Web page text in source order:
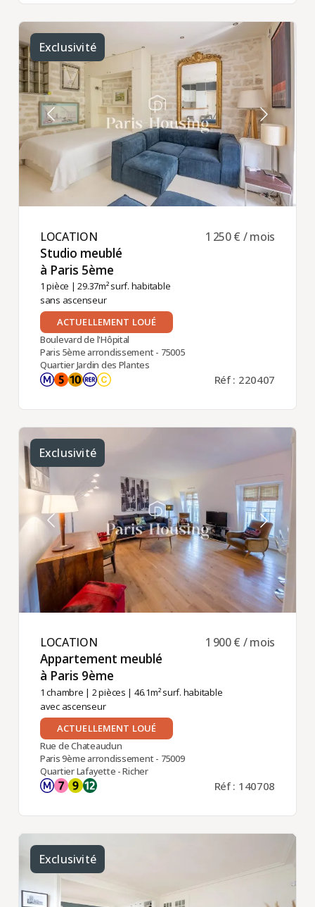
Exclusivité
LOCATION ​
Studio meublé
à Paris 5ème ​
1 pièce | 29.37m² surf. habitable
sans ascenseur
1 250 € / mois
ACTUELLEMENT LOUÉ
Boulevard de l'Hôpital
Paris 5ème arrondissement - 75005
Quartier Jardin des Plantes
Réf : 220407
Exclusivité
LOCATION ​
Appartement meublé
à Paris 9ème ​
1 chambre | 2 pièces | 46.1m² surf. habitable
avec ascenseur
1 900 € / mois
ACTUELLEMENT LOUÉ
Rue de Chateaudun
Paris 9ème arrondissement - 75009
Quartier Lafayette - Richer
Réf : 140708
Exclusivité